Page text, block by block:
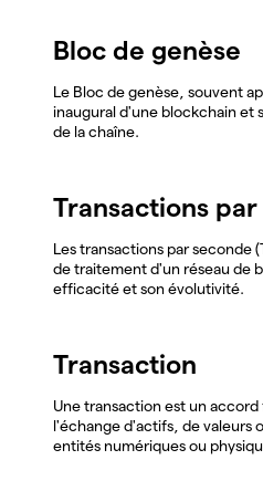
Bloc de genèse
Le Bloc de genèse, souvent
inaugural d'une blockchain et
de la chaîne.
Transactions par
Les transactions par seconde
de traitement d'un réseau de
efficacité et son évolutivité.
Transaction
Une transaction est un
l'échange d'actifs, de valeurs
entités numériques ou